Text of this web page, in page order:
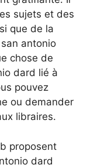
sujets et des
que de la
antonio
chose de
dard lié à
pouvez
ou demander
libraires.
proposent
dard